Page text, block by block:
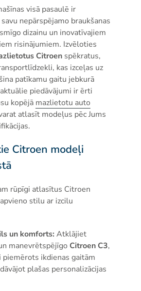
visā pasaulē ir
nepārspējamo braukšanas
dizainu un inovatīvajiem
risinājumiem. Izvēloties
Citroen spēkratus,
kas izceļas uz
patīkamu gaitu jebkurā
piedāvājumi ir ērti
kopējā mazlietotu auto
atlasīt modeļus pēc Jums
Citroen modeļi
rūpīgi atlasītus Citroen
stilu ar izcilu
un komforts: Atklājiet
manevrētspējīgo Citroen C3,
piemērots ikdienas gaitām
plašas personalizācijas